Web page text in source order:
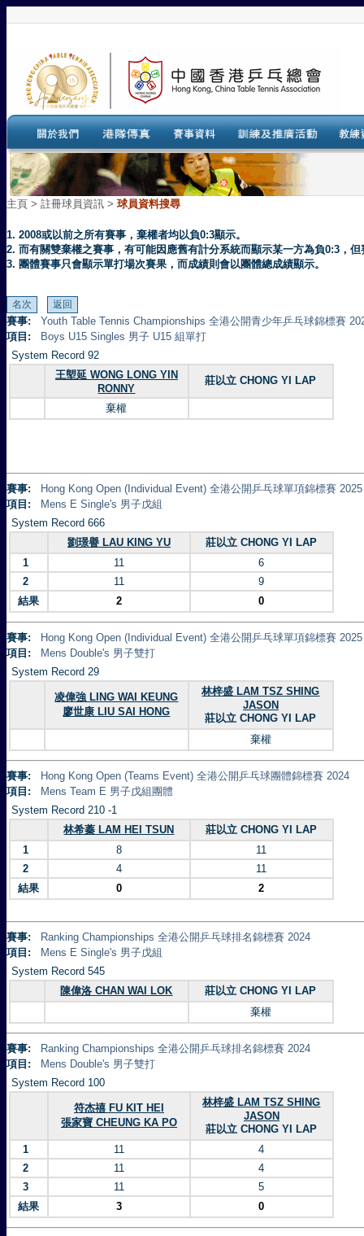
主頁 > 註冊球員資訊 > 球員資料搜尋
1. 2008或以前之所有賽事，棄權者均以負0:3顯示。
2. 而有關雙棄權之賽事，有可能因應舊有計分系統而顯示某一方為負0:3，
3. 團體賽事只會顯示單打場次賽果，而成績則會以團體總成績顯示。
賽事:
Youth Table Tennis Championships 全港公開青少年乒乓球錦標賽
項目:
Boys U15 Singles 男子 U15 組單打
System Record 92
王塱延 WONG LONG YIN
RONNY
莊以立 CHONG YI LAP
棄權
賽事:
Hong Kong Open (Individual Event) 全港公開乒乓球單項錦標賽 2025
項目:
Mens E Single's 男子戊組
System Record 666
劉璟譽 LAU KING YU
莊以立 CHONG YI LAP
1
11
6
2
11
9
結果
2 0
賽事:
Hong Kong Open (Individual Event) 全港公開乒乓球單項錦標賽 2025
項目:
Mens Double's 男子雙打
System Record 29
凌偉強 LING WAI KEUNG
廖世康 LIU SAI HONG
林梓盛 LAM TSZ SHING
JASON
莊以立 CHONG YI LAP
棄權
賽事:
Hong Kong Open (Teams Event) 全港公開乒乓球團體錦標賽 2024
項目:
Mens Team E 男子戊組團體
System Record 210 -1
林希蓁 LAM HEI TSUN
莊以立 CHONG YI LAP
1
8
11
2
4
11
結果
0 2
賽事:
Ranking Championships 全港公開乒乓球排名錦標賽 2024
項目:
Mens E Single's 男子戊組
System Record 545
陳偉洛 CHAN WAI LOK
莊以立 CHONG YI LAP
棄權
賽事:
Ranking Championships 全港公開乒乓球排名錦標賽 2024
項目:
Mens Double's 男子雙打
System Record 100
符杰禧 FU KIT HEI
張家寶 CHEUNG KA PO
林梓盛 LAM TSZ SHING
JASON
莊以立 CHONG YI LAP
1
11
4
2
11
4
3
11
5
結果
3 0